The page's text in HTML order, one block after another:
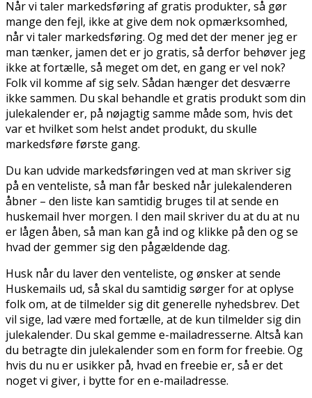
Når vi taler markedsføring af gratis produkter, så gør
mange den fejl, ikke at give dem nok opmærksomhed,
når vi taler markedsføring. Og med det der mener jeg er
man tænker, jamen det er jo gratis, så derfor behøver jeg
ikke at fortælle, så meget om det, en gang er vel nok?
Folk vil komme af sig selv. Sådan hænger det desværre
ikke sammen. Du skal behandle et gratis produkt som din
julekalender er, på nøjagtig samme måde som, hvis det
var et hvilket som helst andet produkt, du skulle
markedsføre første gang.
Du kan udvide markedsføringen ved at man skriver sig
på en venteliste, så man får besked når julekalenderen
åbner – den liste kan samtidig bruges til at sende en
huskemail hver morgen. I den mail skriver du at du at nu
er lågen åben, så man kan gå ind og klikke på den og se
hvad der gemmer sig den pågældende dag.
Husk når du laver den venteliste, og ønsker at sende
Huskemails ud, så skal du samtidig sørger for at oplyse
folk om, at de tilmelder sig dit generelle nyhedsbrev. Det
vil sige, lad være med fortælle, at de kun tilmelder sig din
julekalender. Du skal gemme e-mailadresserne. Altså kan
du betragte din julekalender som en form for freebie. Og
hvis du nu er usikker på, hvad en freebie er, så er det
noget vi giver, i bytte for en e-mailadresse.